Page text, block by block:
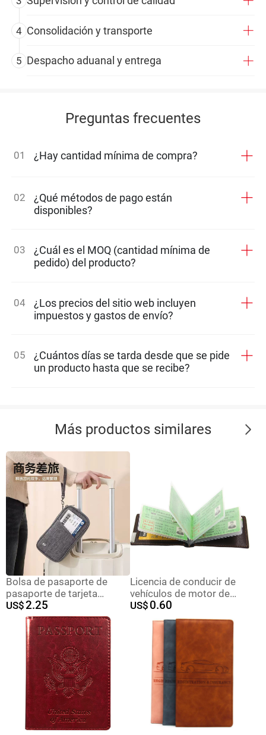
4 Consolidación y transporte
5 Despacho aduanal y entrega
Preguntas frecuentes
01 ¿Hay cantidad mínima de compra?
02
¿Qué métodos de pago están
disponibles?
03
¿Cuál es el MOQ (cantidad mínima de
pedido) del producto?
04
¿Los precios del sitio web incluyen
impuestos y gastos de envío?
05
¿Cuántos días se tarda desde que se pide
un producto hasta que se recibe?
Más productos similares
Bolsa de pasaporte de
pasaporte de tarjeta
múltiple para viajes al
extranjero bolsas de
tarjetas portátiles
multifuncionales de
embarque al por mayor
US$2.25
Licencia de conducir de
vehículos de motor de
moda para hombres y
mujeres certificado tarjeta
titular tarjeta caso de cuero
de conducción de gran
capacidad en stock al por
mayor
US$ 0.60